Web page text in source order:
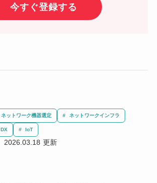
今すぐ登録する
ネットワーク機器選定 ネットワークインフラ
DX IoT
2026.03.18